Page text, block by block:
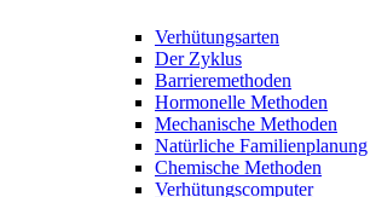
Verhütungsarten
Der Zyklus
Barrieremethoden
Hormonelle Methoden
Mechanische Methoden
Natürliche Familienplanung
Chemische Methoden
Verhütungscomputer